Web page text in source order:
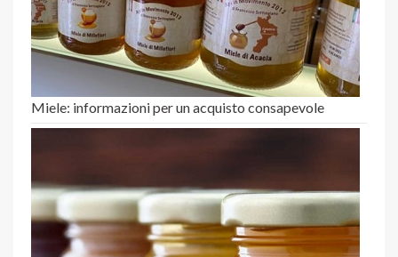
Miele: informazioni per un acquisto consapevole